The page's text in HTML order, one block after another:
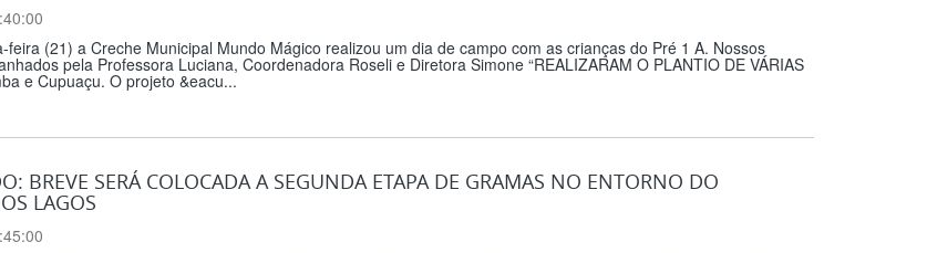
feira (21) a Creche Municipal Mundo Mágico realizou um dia de campo com as crianças do Pré 1 A. Nossos
pela Professora Luciana, Coordenadora Roseli e Diretora Simone “REALIZARAM O PLANTIO DE VÁRIAS
e Cupuaçu. O projeto &eacu...
BREVE SERÁ COLOCADA A SEGUNDA ETAPA DE GRAMAS NO ENTORNO DO
LAGOS